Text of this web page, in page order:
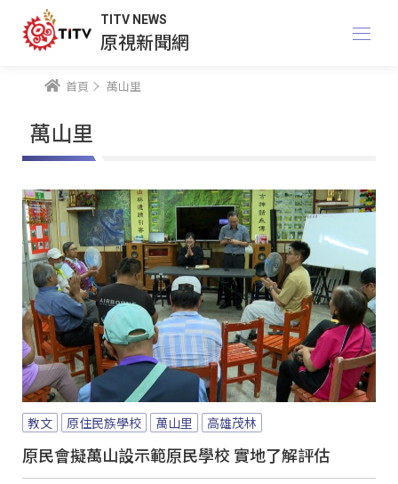
TITV NEWS
原視新聞網
首頁 萬山里
萬山里
教文 原住民族學校 萬山里 高雄茂林
原民會擬萬山設示範原民學校 實地了解評估